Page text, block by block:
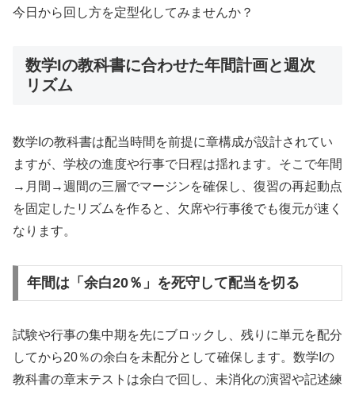
今日から回し方を定型化してみませんか？
数学Iの教科書に合わせた年間計画と週次
リズム
数学Iの教科書は配当時間を前提に章構成が設計されてい
ますが、学校の進度や行事で日程は揺れます。そこで年間
→月間→週間の三層でマージンを確保し、復習の再起動点
を固定したリズムを作ると、欠席や行事後でも復元が速く
なります。
年間は「余白20％」を死守して配当を切る
試験や行事の集中期を先にブロックし、残りに単元を配分
してから20％の余白を未配分として確保します。数学Iの
教科書の章末テストは余白で回し、未消化の演習や記述練